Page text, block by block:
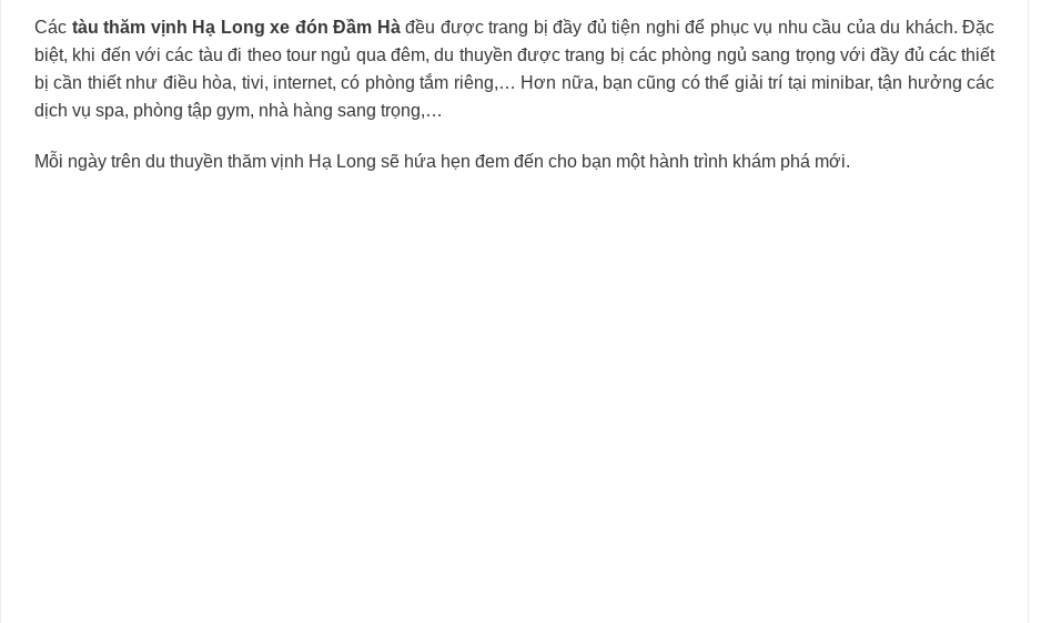
Các tàu thăm vịnh Hạ Long xe đón Đầm Hàđều được trang bị đầy đủ tiện nghi để phục vụ nhu cầu của du khách. Đặc
biệt, khi đến với các tàu đi theo tour ngủ qua đêm, du thuyền được trang bị các phòng ngủ sang trọng với đầy đủ các thiết
bị cần thiết như điều hòa, tivi, internet, có phòng tắm riêng,… Hơn nữa, bạn cũng có thể giải trí tại minibar, tận hưởng các
dịch vụ spa, phòng tập gym, nhà hàng sang trọng,…
Mỗi ngày trên du thuyền thăm vịnh Hạ Long sẽ hứa hẹn đem đến cho bạn một hành trình khám phá mới.